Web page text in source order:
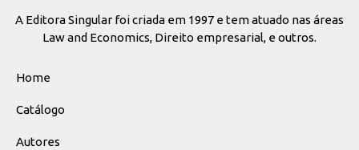
A Editora Singular foi criada em 1997 e tem atuado nas áreas
Law and Economics, Direito empresarial, e outros.
Home
Catálogo
Autores